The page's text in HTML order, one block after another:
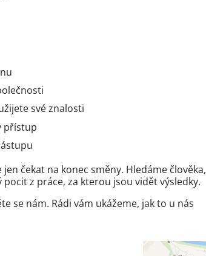
své znalosti
přístup
čekat na konec směny. Hledáme člověka,
z práce, za kterou jsou vidět výsledky.
se nám. Rádi vám ukážeme, jak to u nás